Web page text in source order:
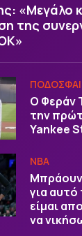
«Μεγάλο
της
Ο Φεράν
την
Yankee
NBA
για αυτό
είμαι
να